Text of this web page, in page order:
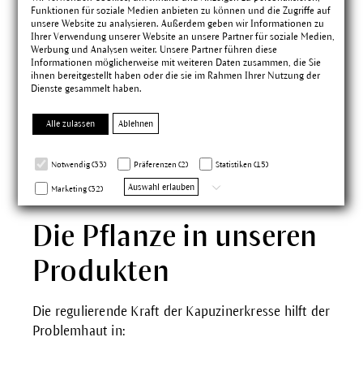
Funktionen für soziale Medien anbieten zu können und die Zugriffe auf
unsere Website zu analysieren. Außerdem geben wir Informationen zu
Ihrer Verwendung unserer Website an unsere Partner für soziale Medien,
Werbung und Analysen weiter. Unsere Partner führen diese
Informationen möglicherweise mit weiteren Daten zusammen, die Sie
ihnen bereitgestellt haben oder die sie im Rahmen Ihrer Nutzung der
Dienste gesammelt haben.
Alle zulassen Ablehnen
Notwendig (33) Präferenzen (2) Statistiken (15)
Marketing (32) Auswahl erlauben
Genauso hilft sie der aknegeplagten Haut, bei der
sowohl eine Überproduktion der Talgdrüsen als
überschießende, feurige Reaktion als auch eine
Verhärtung und Verstopfung der Poren als
entgegengesetzte Reaktion zu diesem belastenden
gelernt, das feurige Element zu bändigen und hilft
regulieren.
Die Pflanze in unseren
Produkten
Die regulierende Kraft der Kapuzinerkresse hilft der
Problemhaut in: